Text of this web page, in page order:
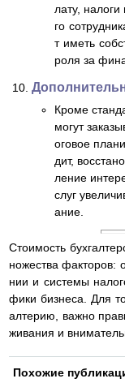
лату,
го
т иметь
роля за
Кроме
могут
оговое
дит,
ление
слуг
ание.
Стоимость
ножества факторов:
нии и системы
фики бизнеса. Для
алтерию, важно
живания и
Похожие